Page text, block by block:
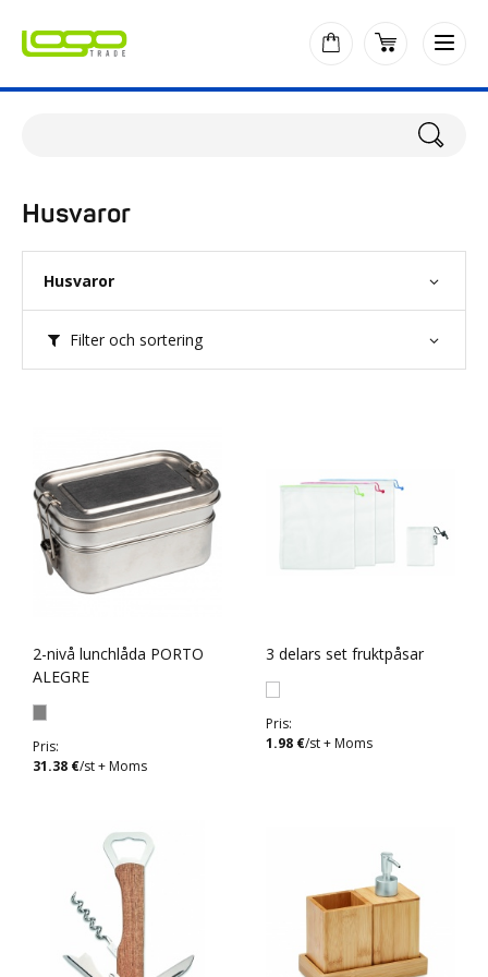
Husvaror
Husvaror
Filter och sortering
2-nivå lunchlåda PORTO
ALEGRE
Pris:
31.38 €/st + Moms
3 delars set fruktpåsar
Pris:
1.98 €/st + Moms